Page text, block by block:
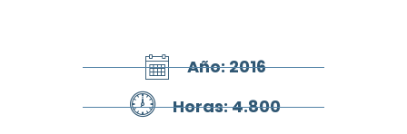
Año: 2016
Horas: 4.800